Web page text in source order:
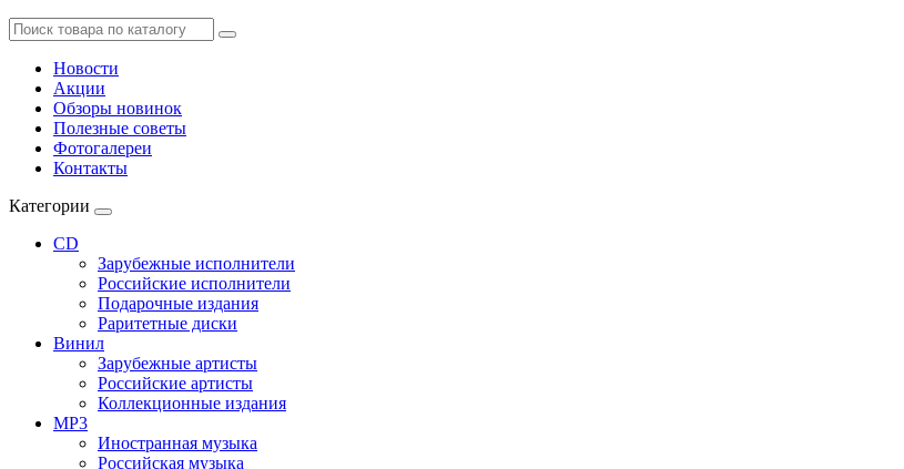
Новости
Акции
Обзоры новинок
Полезные советы
Фотогалереи
Контакты
Категории
CD
Зарубежные исполнители
Российские исполнители
Подарочные издания
Раритетные диски
Винил
Зарубежные артисты
Российские артисты
Коллекционные издания
MP3
Иностранная музыка
Российская музыка